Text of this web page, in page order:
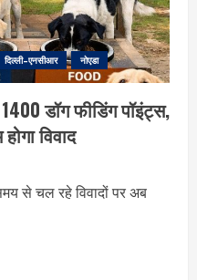
दिल्ली–एनसीआर नोएडा
डॉग फीडिंग पॉइंट्स,
विवाद
से चल रहे विवादों पर अब